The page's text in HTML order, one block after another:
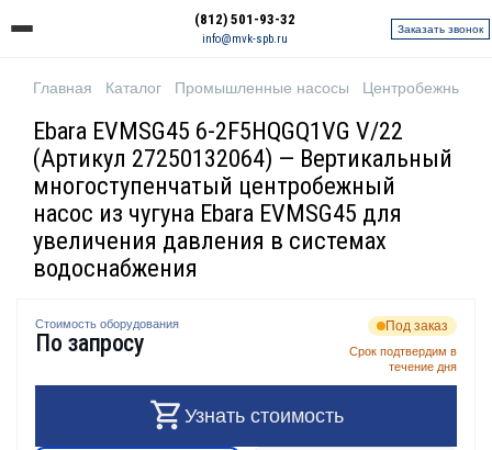
(812) 501-93-32
info@mvk-spb.ru
Заказать звонок
Главная Каталог Промышленные насосы Центробежные
Ebara EVMSG45 6-2F5HQGQ1VG V/22
(Артикул 27250132064) — Вертикальный
многоступенчатый центробежный
насос из чугуна Ebara EVMSG45 для
увеличения давления в системах
водоснабжения
Стоимость оборудования
По запросу
Под заказ
Срок подтвердим в
течение дня
Узнать стоимость